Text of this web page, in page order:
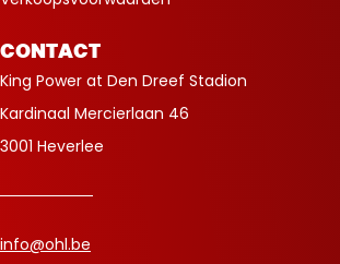
CONTACT
King Power at Den Dreef Stadion
Kardinaal Mercierlaan 46
3001 Heverlee
info@ohl.be